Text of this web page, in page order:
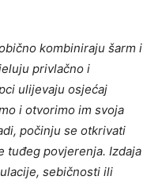
kombiniraju šarm i
privlačno i
ulijevaju osjećaj
i otvorimo im svoja
počinju se otkrivati
tuđeg povjerenja. Izdaja
sebičnosti ili